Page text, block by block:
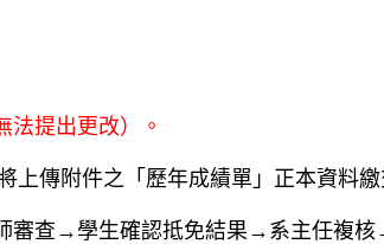
法提出更改）。
上傳附件之「歷年成績單」正本資料
審查→學生確認抵免結果→系主任複